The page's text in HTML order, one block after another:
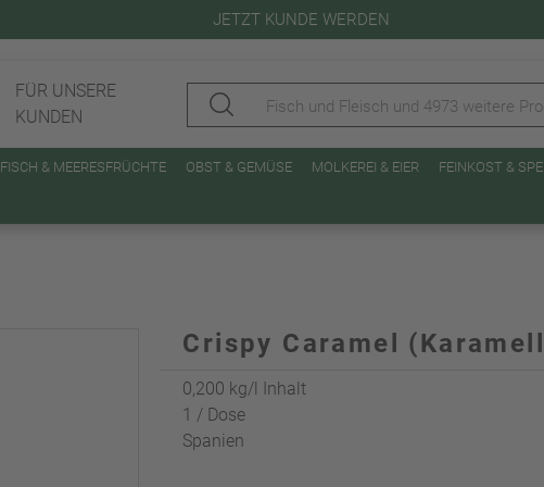
JETZT KUNDE WERDEN
FÜR UNSERE
KUNDEN
FISCH & MEERESFRÜCHTE OBST & GEMÜSE MOLKEREI & EIER FEINKOST &
Crispy Caramel
0,200 kg/l Inhalt
1 / Dose
Spanien